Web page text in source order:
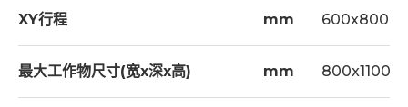
XY行程 mm 600x800
最大工作物尺寸(宽x深x高) mm
止水胶块 0.5mm - 3
省力快速接头 - 1
铜管 - 10